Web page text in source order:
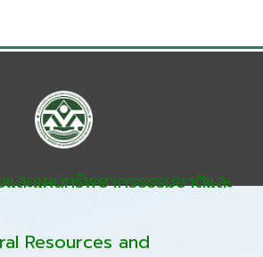
ละแผนทรัพยากรธรรมชาติและ
Resources and